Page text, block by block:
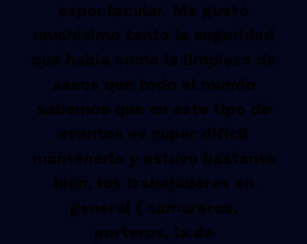
espectacular. Me gustó
muchísimo tanto la seguridad
que había como la limpieza de
aseos que todo el mundo
sabemos que en este tipo de
eventos es super difícil
mantenerlo y estuvo bastante
bien, los trabajadores en
general ( camareros,
porteros, la de